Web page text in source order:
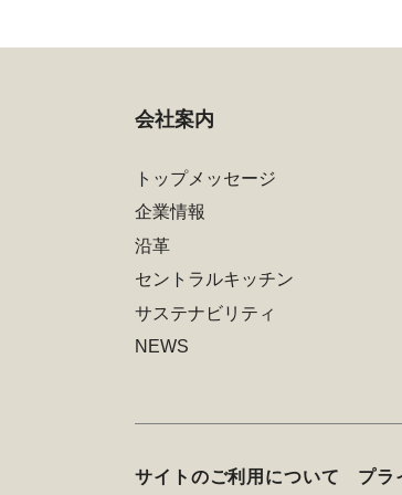
会社案内
トップメッセージ
企業情報
沿革
セントラルキッチン
サステナビリティ
NEWS
サイトのご利用について プラ